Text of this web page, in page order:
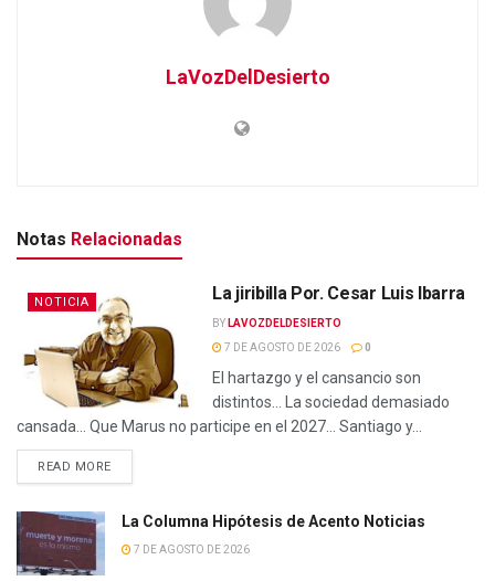
LaVozDelDesierto
Notas Relacionadas
NOTICIA La jiribilla Por. Cesar Luis Ibarra
BY LAVOZDELDESIERTO
7 DE AGOSTO DE 2026
0
El hartazgo y el cansancio son
distintos… La sociedad demasiado
cansada… Que Marus no participe en el 2027… Santiago y...
READ MORE
La Columna Hipótesis de Acento Noticias
7 DE AGOSTO DE 2026